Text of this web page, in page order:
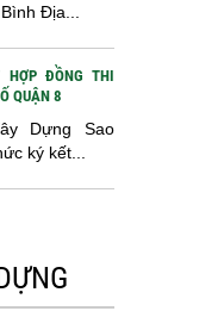
Địa...
HỢP ĐỒNG THI
QUẬN 8
Dựng Sao
ký kết...